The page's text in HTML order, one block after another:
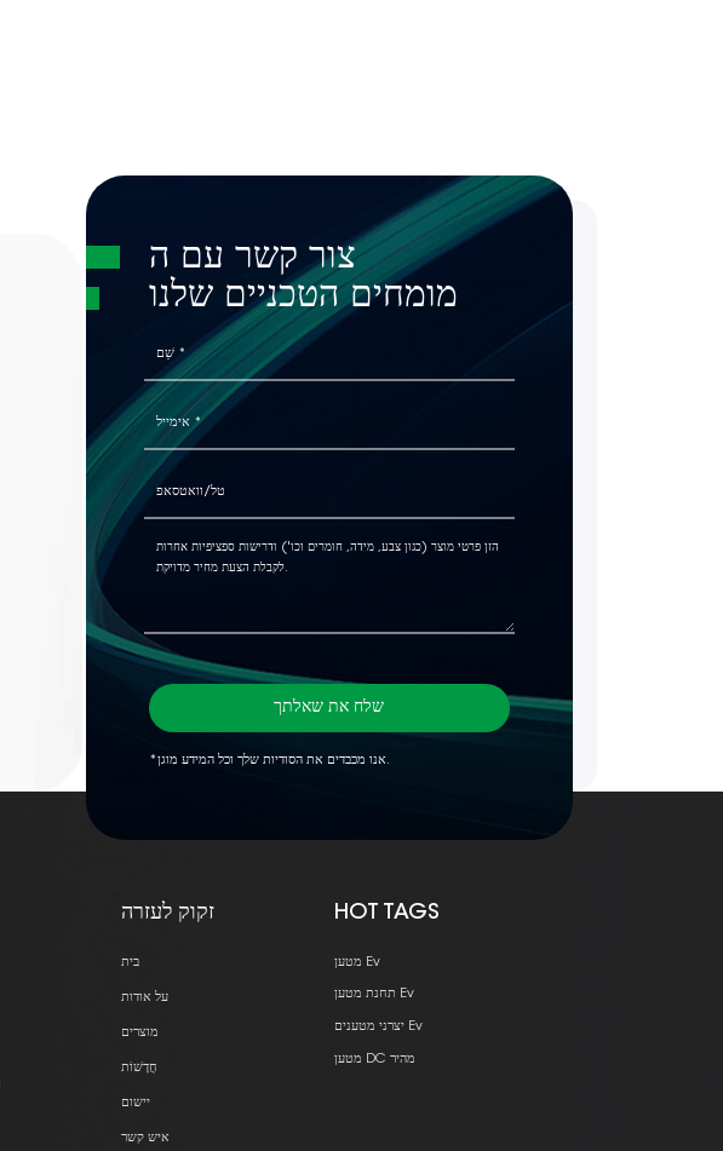
צור קשר עם ה
מומחים הטכניים שלנו
שלח את שאלתך
*אנו מכבדים את הסודיות שלך וכל המידע מוגן.
זקוק לעזרה
בית
על אודות
מוצרים
חֲדָשׁוֹת
יישום
איש קשר
HOT TAGS
מטען Ev
תחנת מטען Ev
יצרני מטענים Ev
מטען DC מהיר